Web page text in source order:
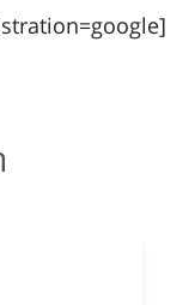
[trustindex no-registration=google]